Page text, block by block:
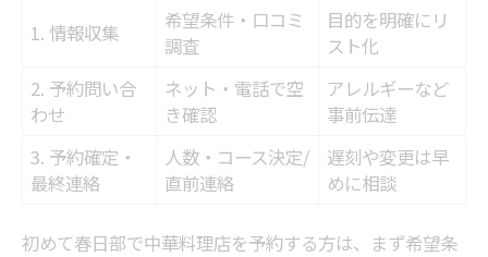
1. 情報収集
希望条件・口コミ
調査
目的を明確にリ
スト化
2. 予約問い合
わせ
ネット・電話で空
き確認
アレルギーなど
事前伝達
3. 予約確定・
最終連絡
人数・コース決定/
直前連絡
遅刻や変更は早
めに相談
初めて春日部で中華料理店を予約する方は、まず希望条